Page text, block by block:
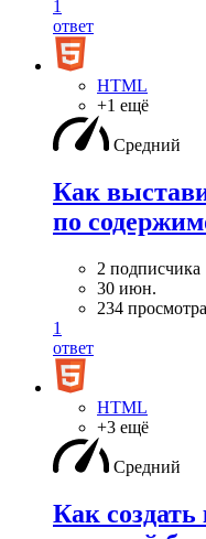
1
ответ
HTML
+1 ещё
Средний
Как
по
2 подписчика
30 июн.
234 просмотра
1
ответ
HTML
+3 ещё
Средний
Как создать